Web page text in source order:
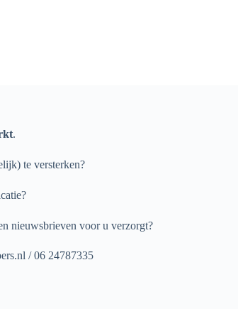
.
te versterken?
nieuwsbrieven voor u verzorgt?
/ 06 24787335